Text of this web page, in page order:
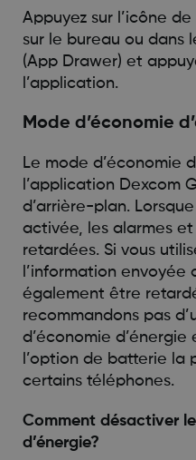
Appuyez sur l’icône
sur le bureau ou dans
(App Drawer) et
l’application.
Mode d’économie
Le mode d’économie
l’application Dexcom
d’arrière-plan.
activée, les alarmes
retardées. Si vous
l’information envoyée
également être
recommandons pas
d’économie
l’option de batterie la
certains téléphones.
Comment désactiver
d’énergie?